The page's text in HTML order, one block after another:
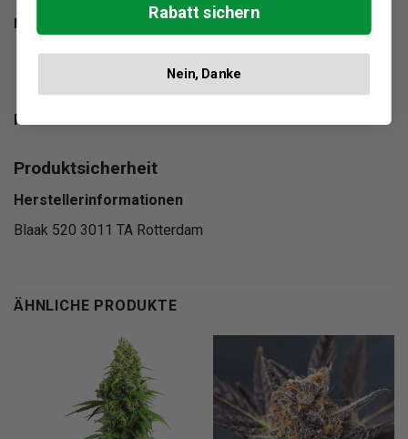
MENGE
PRODUKTSICHERHEIT
Produktsicherheit
Herstellerinformationen
Blaak 520 3011 TA Rotterdam
ÄHNLICHE PRODUKTE
Rabatt sichern
Nein, Danke